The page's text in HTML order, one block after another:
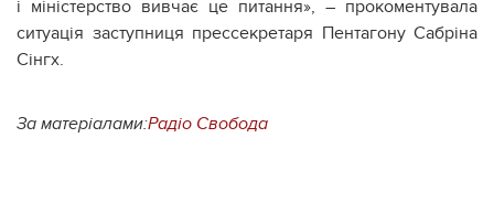
і міністерство вивчає це питання», – прокоментувала
ситуація заступниця прессекретаря Пентагону Сабріна
Сінгх.
За матеріалами:Радіо Свобода